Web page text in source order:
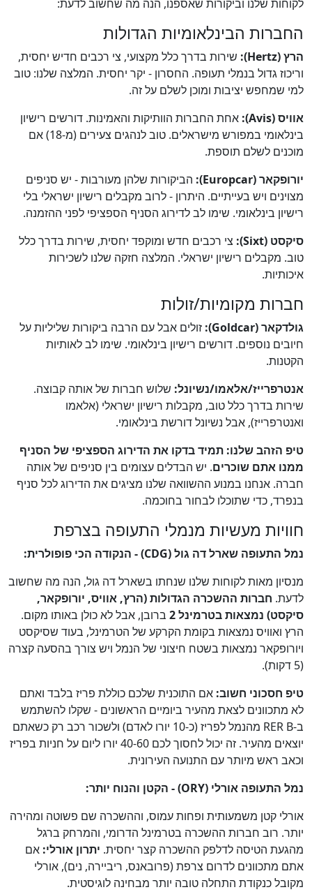
לקוחות שלנו וביקורות שאספנו, הנה מה שחשוב לדעת:
החברות הבינלאומיות הגדולות
הרץ (Hertz):
שירות בדרך כלל מקצועי, צי רכבים חדיש יחסית,
וריכוז גדול בנמלי תעופה. החסרון - יקר יחסית. המלצה שלנו: טוב
למי שמחפש יציבות ומוכן לשלם על זה.
אוויס (Avis):
אחת החברות הוותיקות והאמינות. דורשים רישיון
בינלאומי במפורש מישראלים. טוב לנהגים צעירים (מ-18) אם
מוכנים לשלם תוספת.
יורופקאר (Europcar):
הביקורות שלהן מעורבות - יש סניפים
מצוינים ויש בעייתיים. היתרון - לרוב מקבלים רישיון ישראלי בלי
רישיון בינלאומי. שימו לב לדירוג הסניף הספציפי לפני ההזמנה.
סיקסט (Sixt):
צי רכבים חדש ומוקפד יחסית, שירות בדרך כלל
טוב. מקבלים רישיון ישראלי. המלצה חזקה שלנו לשכירות
איכותיות.
חברות מקומיות/זולות
גולדקאר (Goldcar):
זולים אבל עם הרבה ביקורות שליליות על
חיובים נוספים. דורשים רישיון בינלאומי. שימו לב לאותיות
הקטנות.
אנטרפרייז/אלאמו/נשיונל: שלוש חברות של אותה קבוצה.
שירות בדרך כלל טוב, מקבלות רישיון ישראלי (אלאמו
ואנטרפרייז), אבל נשיונל דורשת בינלאומי.
טיפ הזהב שלנו: תמיד בדקו את הדירוג הספציפי של הסניף
ממנו אתם שוכרים. יש הבדלים עצומים בין סניפים של אותה
חברה. אנחנו במנוע ההשוואה שלנו מציגים את הדירוג לכל סניף
בנפרד, כדי שתוכלו לבחור בחוכמה.
חוויות מעשיות מנמלי התעופה בצרפת
נמל התעופה שארל דה גול (CDG) - הנקודה הכי פופולרית:
מנסיון מאות לקוחות שלנו שנחתו בשארל דה גול, הנה מה שחשוב
לדעת. חברות ההשכרה הגדולות (הרץ, אוויס, יורופקאר,
סיקסט) נמצאות בטרמינל 2
ברובן, אבל לא כולן באותו מקום.
הרץ ואוויס נמצאות בקומת הקרקע של הטרמינל, בעוד שסיקסט
ויורופקאר נמצאות בשטח חיצוני של הנמל ויש צורך בהסעה קצרה
(5 דקות).
טיפ חסכוני חשוב: אם התוכנית שלכם כוללת פריז בלבד ואתם
לא מתכוונים לצאת מהעיר ביומיים הראשונים - שקלו להשתמש
ב-RER B מהנמל לפריז (כ-10 יורו לאדם) ולשכור רכב רק כשאתם
יוצאים מהעיר. זה יכול לחסוך לכם 40-60 יורו ליום על חניות בפריז
וכאב ראש מיותר עם התנועה העירונית.
נמל התעופה אורלי (ORY) - הקטן והנוח יותר:
אורלי קטן משמעותית ופחות עמוס, וההשכרה שם פשוטה ומהירה
יותר. רוב חברות ההשכרה בטרמינל הדרומי, והמרחק ברגל
מהגעת הטיסה לדלפק ההשכרה קצר יחסית. יתרון אורלי: אם
אתם מתכוונים לדרום צרפת (פרובאנס, ריביירה, נים), אורלי
מקובל כנקודת התחלה טובה יותר מבחינה לוגיסטית.